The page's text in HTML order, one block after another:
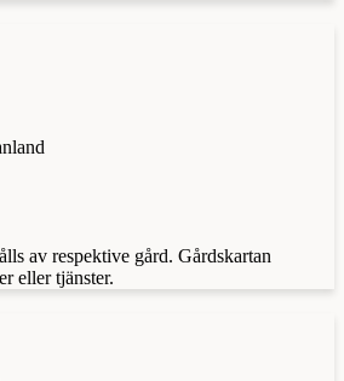
av respektive gård. Gårdskartan
eller tjänster.